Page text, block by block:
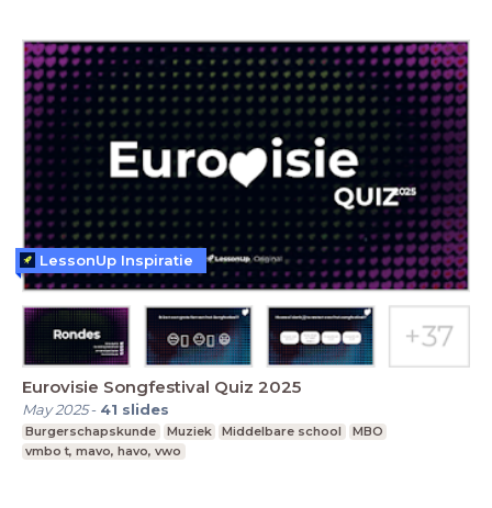
Eurovisie Songfestival Quiz 2025
May 2025- 41 slides
Burgerschapskunde Muziek Middelbare school
MBO
vmbo t, mavo, havo, vwo
LessonUp Inspiratie